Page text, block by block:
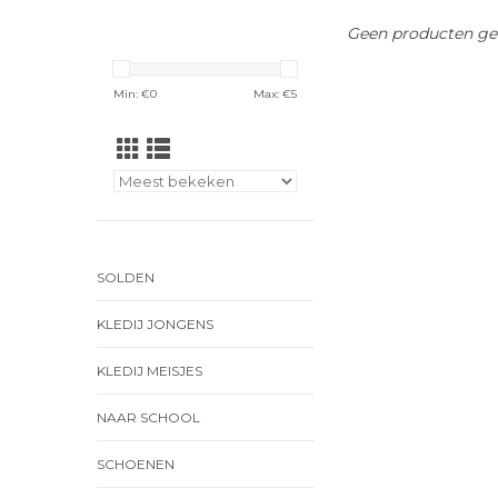
Min: €0 Max: €5
SOLDEN
KLEDIJ JONGENS
KLEDIJ MEISJES
NAAR SCHOOL
SCHOENEN
Geen producten